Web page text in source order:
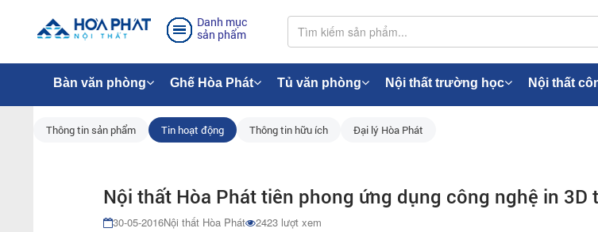
Danh mục
sản phẩm
Bàn văn phòng Ghế Hòa Phát Tủ văn phòng Nội thất trường học Nội thất
Thông tin sản phẩm Tin hoạt động Thông tin hữu ích Đại lý Hòa Phát
Nội thất Hòa Phát tiên phong ứng dụng công nghệ in 3D
30-05-2016Nội thất Hòa Phát 2423 lượt xem